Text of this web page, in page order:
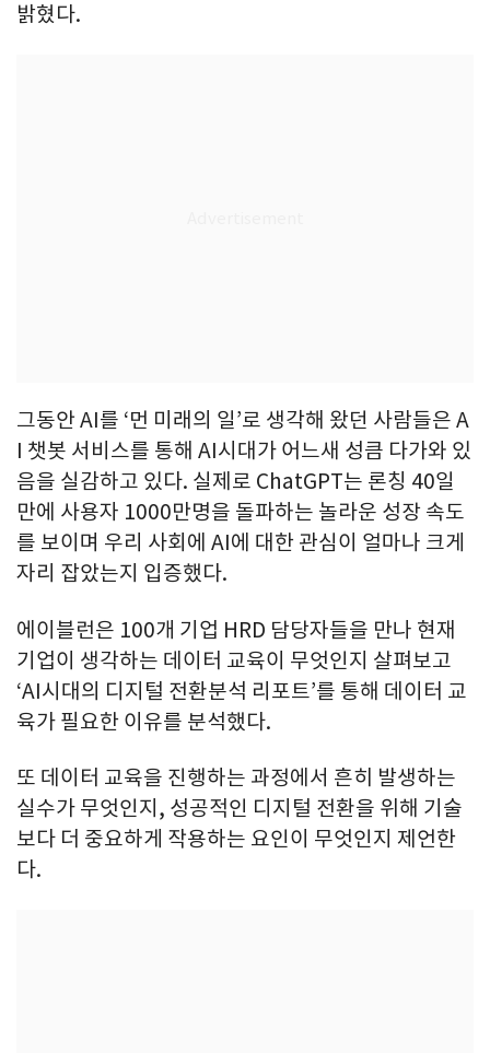
밝혔다.
그동안 AI를 ‘먼 미래의 일’로 생각해 왔던 사람들은 A
I 챗봇 서비스를 통해 AI시대가 어느새 성큼 다가와 있
음을 실감하고 있다. 실제로 ChatGPT는 론칭 40일
만에 사용자 1000만명을 돌파하는 놀라운 성장 속도
를 보이며 우리 사회에 AI에 대한 관심이 얼마나 크게
자리 잡았는지 입증했다.
에이블런은 100개 기업 HRD 담당자들을 만나 현재
기업이 생각하는 데이터 교육이 무엇인지 살펴보고
‘AI시대의 디지털 전환분석 리포트’를 통해 데이터 교
육가 필요한 이유를 분석했다.
또 데이터 교육을 진행하는 과정에서 흔히 발생하는
실수가 무엇인지, 성공적인 디지털 전환을 위해 기술
보다 더 중요하게 작용하는 요인이 무엇인지 제언한
다.